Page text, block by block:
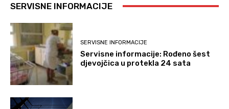
SERVISNE INFORMACIJE
SERVISNE INFORMACIJE
Servisne informacije: Rođeno šest
djevojčica u protekla 24 sata